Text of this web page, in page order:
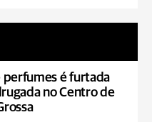
perfumes é furtada
no Centro de